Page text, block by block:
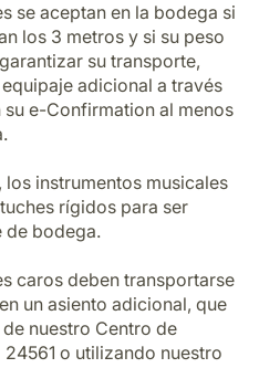
se aceptan en la bodega si
los 3 metros y si su peso
su transporte,
adicional a través
e-Confirmation al menos
instrumentos musicales
rígidos para ser
de bodega.
caros deben transportarse
un asiento adicional, que
nuestro Centro de
o utilizando nuestro